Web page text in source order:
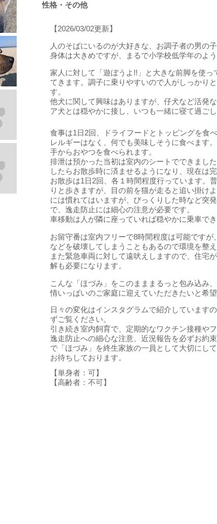
性格・その他
【2026/03/02更新】
人のそばにいるのが大好きな、お調子者の男の子
身体は大きめですが、まるで小学校低学年のよ
家人に対して「遊ぼうよ!!」と大きな前脚を使っ
てきます。調子に乗りやすいので人がしっかり
す。
他犬に関して興味はありますが、仔犬など活発
ア犬とは穏やかに接し、いつも一緒に寝て過ごし
食事は1日2回、ドライフードとトッピングを食
レルギーはなく、何でも美味しそうに食べます
手からおやつを食べられます。
排泄は預かった当初は室内のシートでできまし
したらお散歩時に済ませるようになり、現在は
お散歩は1日2回、各１時間程度行っています。
りと歩きますが、目の前を猫が走ると追い掛け
には慣れてはいますが、びっくりした時など突
で、逸走防止には細心の注意が必要です。
車移動は人が隣に座っていれば穏やかに乗車で
お留守番は室内フリーで8時間程度は可能です
などを破壊してしまうこともあるので環境を整
また緊急車両に対して遠吠えしますので、住宅
解も必要になります。
こんな「ほづみ」をこのまままるっと包み込み
情いっぱいのご家庭に迎えていただきたいと希望
日々の変化はインスタグラムで紹介しています
ずご覧ください。
引き続き室内飼育で、定期的なワクチン接種や
逸走防止への細心な注意、近況報告を必ずお約
で「ほづみ」を終生家族の一員として大切にし
お待ちしております。
【単身者：可】
【高齢者：不可】